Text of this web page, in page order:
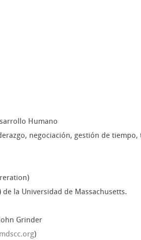
Humano
negociación, gestión de
de la Universidad de Massachusetts.
Grinder
)